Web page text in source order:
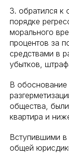
З. обратился к
порядке
морального
процентов за
средствами в
убытков,
В обоснование
общества,
квартира и
Вступившими
общей